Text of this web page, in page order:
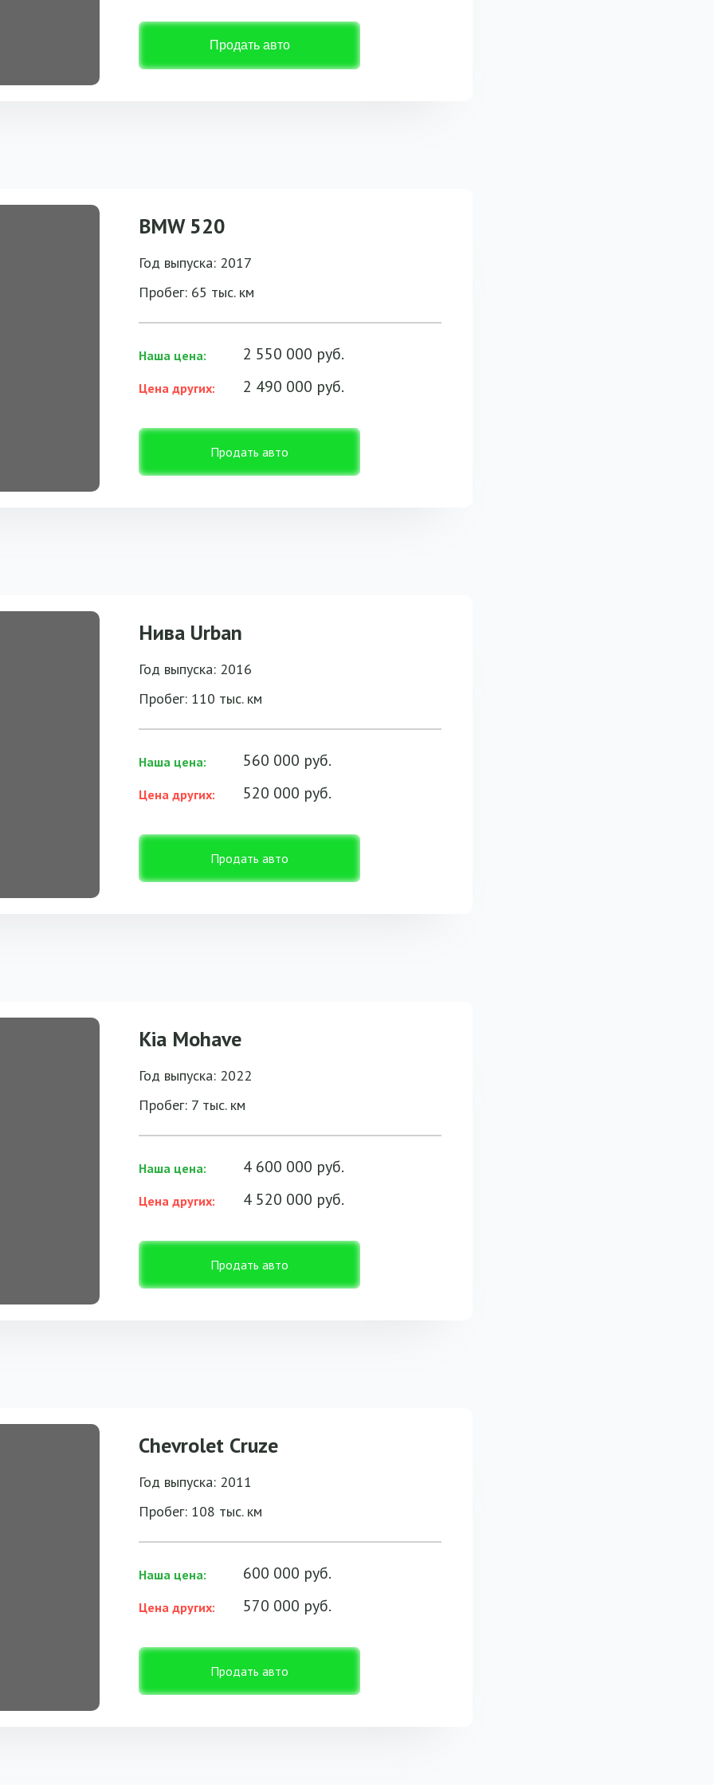
Продать авто
BMW 520
Пробег: 65 тыс. км
Наша цена:
Цена других:
Год выпуска: 2017
2 550 000 руб.
2 490 000 руб.
Продать авто
Нива Urban
Пробег: 110 тыс. км
Наша цена:
Цена других:
Год выпуска: 2016
560 000 руб.
520 000 руб.
Продать авто
Kia Mohave
Пробег: 7 тыс. км
Наша цена:
Цена других:
Год выпуска: 2022
4 600 000 руб.
4 520 000 руб.
Продать авто
Chevrolet Cruze
Пробег: 108 тыс. км
Наша цена:
Цена других:
Год выпуска: 2011
600 000 руб.
570 000 руб.
Продать авто